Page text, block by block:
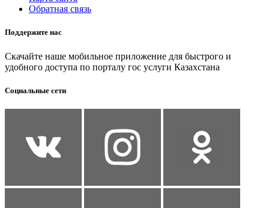
Обратная связь
Поддержите нас
Скачайте наше мобильное приложение для быстрого и
удобного доступа по порталу гос услуги Казахстана
Социальные сети